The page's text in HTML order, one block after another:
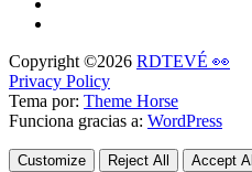
Copyright ©2026 RDTEVÉ 👀
Privacy Policy
Tema por: Theme Horse
Funciona gracias a: WordPress
Customize Reject All Accept All